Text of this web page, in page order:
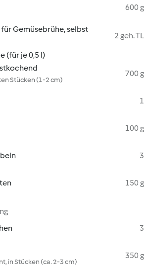
600 g
Gemüsebrühe, selbst
2 geh. TL
(für je 0,5 l)
Stücken (1-2 cm)
700 g
1
100 g
3
150 g
3
in Stücken (ca. 2-3 cm)
350 g